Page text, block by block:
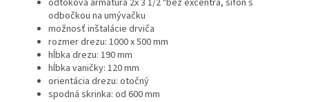
odbočkou na umývačku
možnosť inštalácie drviča
rozmer drezu: 1000 x 500 mm
hĺbka drezu: 190 mm
hĺbka vaničky: 120 mm
orientácia drezu: otočný
spodná skrinka: od 600 mm